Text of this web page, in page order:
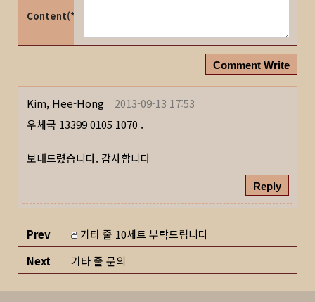
Content(*)
Comment Write
Kim, Hee-Hong
2013-09-13 17:53
우체국 13399 0105 1070 .
보내드렸습니다. 감사합니다
Reply
Prev
기타 줄 10세트 부탁드립니다
Next
기타 줄 문의